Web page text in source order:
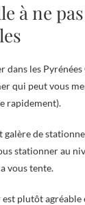
à ne
dans les
qui peut vous
rapidement).
de
stationner au
vous tente.
plutôt